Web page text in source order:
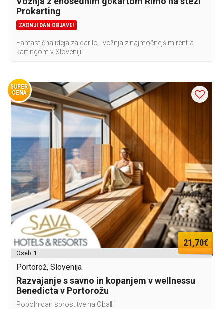
Prokarting
ZADNJI DAN OBJAVE!
Fantastična ideja za darilo - vožnja z najmočnejšim rent-a
kartingom v Sloveniji!
SUPER
CENA
21,70€
Oseb: 1
Portorož, Slovenija
Razvajanje s savno in kopanjem v wellnessu
Benedicta v Portorožu
Popoln dan sprostitve na ObalI!